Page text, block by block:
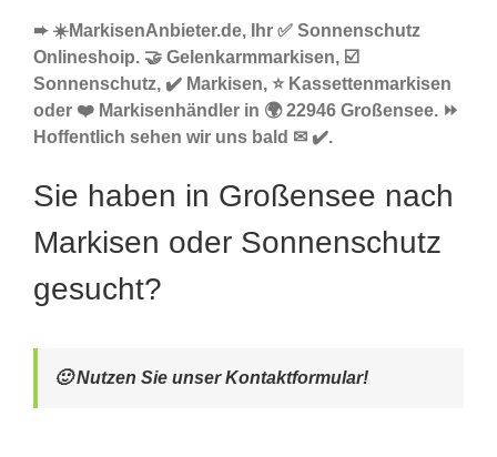
➨ ☀️MarkisenAnbieter.de, Ihr ✅ Sonnenschutz
Onlineshoip. 🤝 Gelenkarmmarkisen, ☑️
Sonnenschutz, ✔️ Markisen, ⭐ Kassettenmarkisen
oder ❤️ Markisenhändler in 🌍 22946 Großensee. ⏩
Hoffentlich sehen wir uns bald ✉ ✔️.
Sie haben in Großensee nach
Markisen oder Sonnenschutz
gesucht?
🙂 Nutzen Sie unser Kontaktformular!